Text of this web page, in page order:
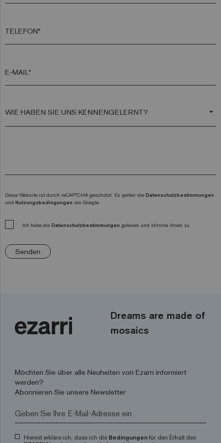
TELEFON*
E-MAIL*
arrow_drop_down
Diese Website ist durch reCAPTCHA geschützt. Es gelten die Datenschutzbestimmungen
und Nutzungsbedingungen von Google.
Ich habe die Datenschutzbestimmungen gelesen und stimme ihnen zu
Senden
Dreams are made of
mosaics
Möchten Sie über alle Neuheiten von Ezarri informiert
werden?
Abonnieren Sie unsere Newsletter
Hiermit erkläre ich, dass ich die Bedingungen für den Erhalt des